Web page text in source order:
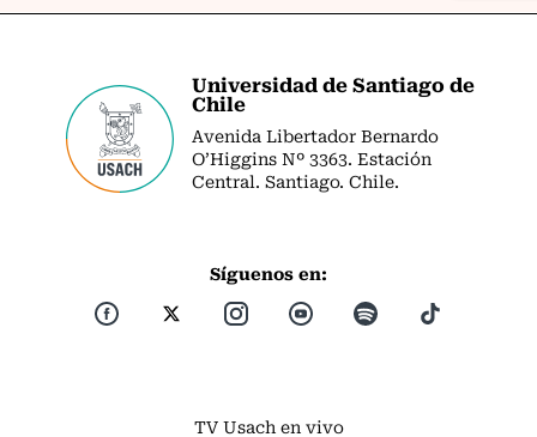
Universidad de Santiago de
Chile
Avenida Libertador Bernardo
O’Higgins Nº 3363. Estación
Central. Santiago. Chile.
Síguenos en:
TV Usach en vivo